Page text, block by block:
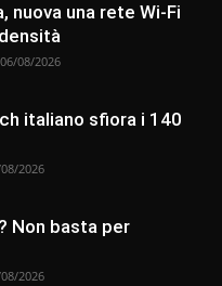
nuova una rete Wi-Fi
06/08/2026
italiano sfiora i 140
2026
Non basta per
2026